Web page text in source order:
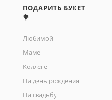
ПОДАРИТЬ БУКЕТ
💐
Любимой
Маме
Коллеге
На день рождения
На свадьбу